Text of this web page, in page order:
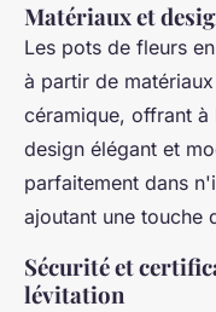
Matériaux et
Les pots de fleurs
à partir de
céramique, offrant
design élégant et
parfaitement dans
ajoutant une touche
Sécurité et
lévitation